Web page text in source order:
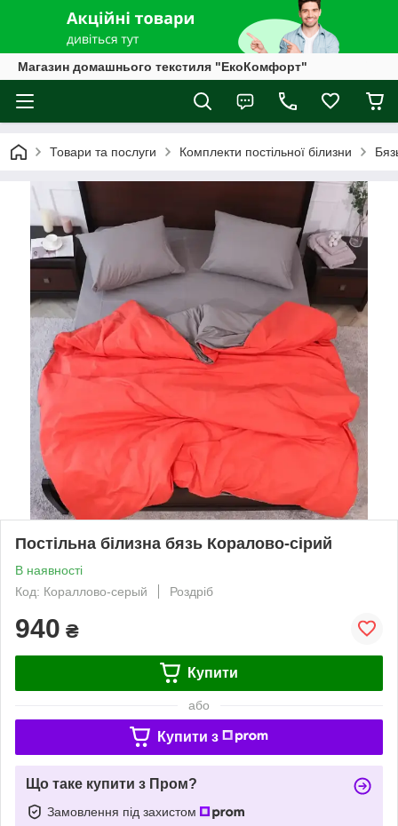
Магазин домашнього текстиля "ЕкоКомфорт"
Товари та послуги Комплекти постільної білизни
Постільна білизна бязь Коралово-сірий
В наявності
Код: Кораллово-серый
Роздріб
940 ₴
Купити
або
Купити з
Що таке купити з Пром?
Замовлення під захистом